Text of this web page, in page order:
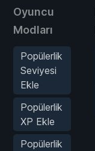
Oyuncu
Modları
Popülerlik
Seviyesi
Ekle
Popülerlik
XP Ekle
Popülerlik